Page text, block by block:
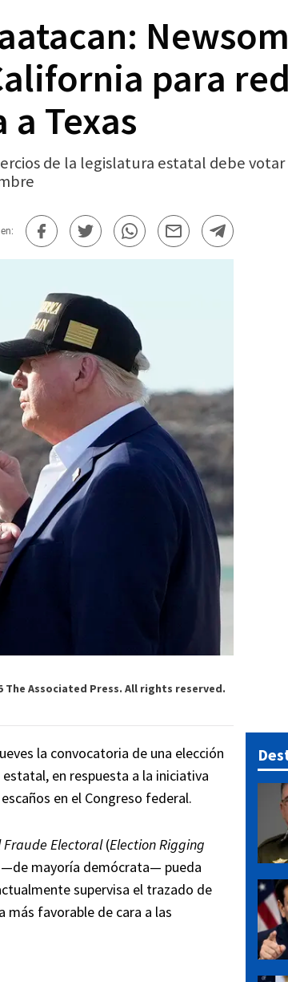
para
Texas
de la legislatura estatal debe votar
The Associated Press. All rights reserved.
la convocatoria de una elección
en respuesta a la iniciativa
en el Congreso federal.
Fraude Electoral(Election Rigging
mayoría demócrata— pueda
supervisa el trazado de
favorable de cara a las